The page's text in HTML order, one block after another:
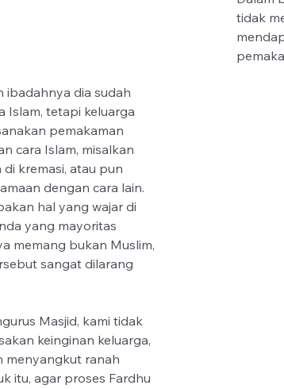
tidak
ibadahnya dia sudah
Islam, tetapi keluarga
pemakaman
cara Islam, misalkan
kremasi, atau pun
dengan cara lain.
hal yang wajar di
yang mayoritas
memang bukan Muslim,
sangat dilarang
Masjid, kami tidak
keinginan keluarga,
menyangkut ranah
itu, agar proses Fardhu